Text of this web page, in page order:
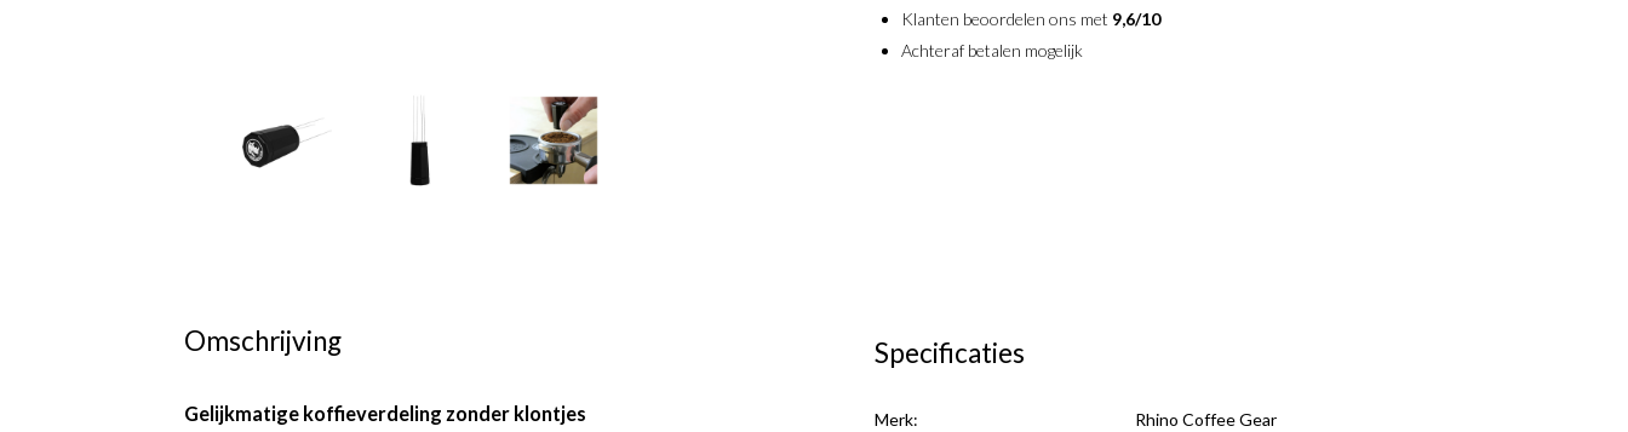
Klanten beoordelen ons met 9,6/10
Achteraf betalen mogelijk
Omschrijving
Gelijkmatige koffieverdeling zonder klontjes
Specificaties
Merk: Rhino Coffee Gear